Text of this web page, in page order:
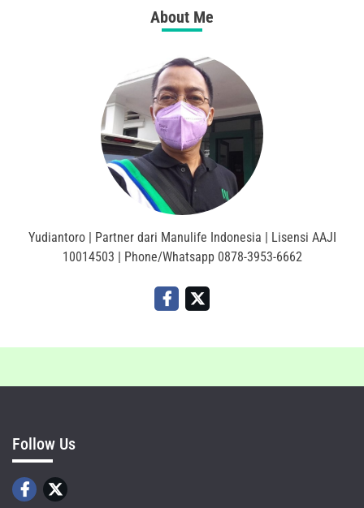
About Me
Yudiantoro | Partner dari Manulife Indonesia | Lisensi AAJI
10014503 | Phone/Whatsapp 0878-3953-6662
Follow Us